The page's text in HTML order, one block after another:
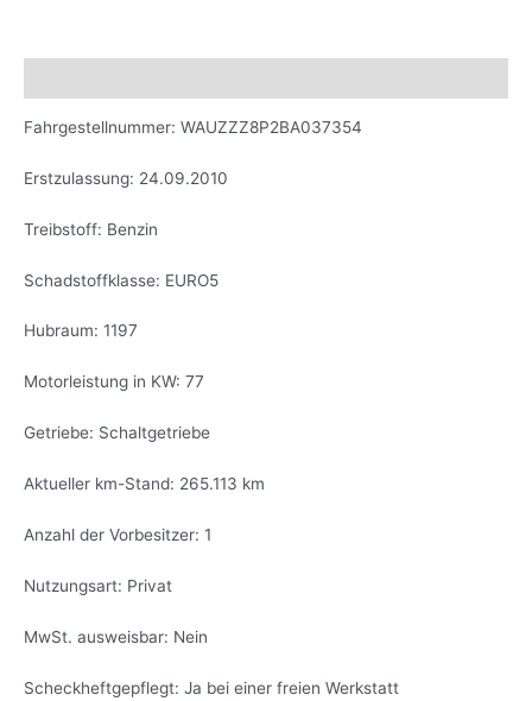
Fahrgestellnummer: WAUZZZ8P2BA037354
Erstzulassung: 24.09.2010
Treibstoff: Benzin
Schadstoffklasse: EURO5
Hubraum: 1197
Motorleistung in KW: 77
Getriebe: Schaltgetriebe
Aktueller km-Stand: 265.113 km
Anzahl der Vorbesitzer: 1
Nutzungsart: Privat
MwSt. ausweisbar: Nein
Scheckheftgepflegt: Ja bei einer freien Werkstatt